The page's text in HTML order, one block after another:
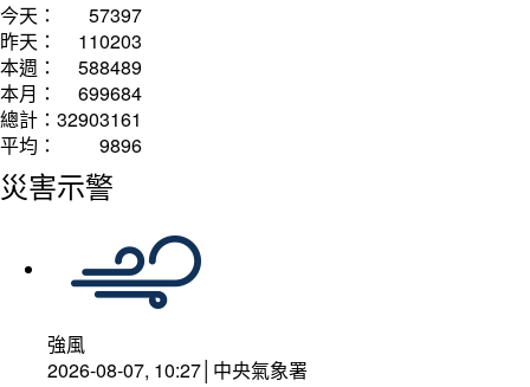
今天：
57397
昨天：
110203
本週：
588489
本月：
699684
總計： 32903161
平均：
9896
災害示警
強風
2026-08-07, 10:27│中央氣象署